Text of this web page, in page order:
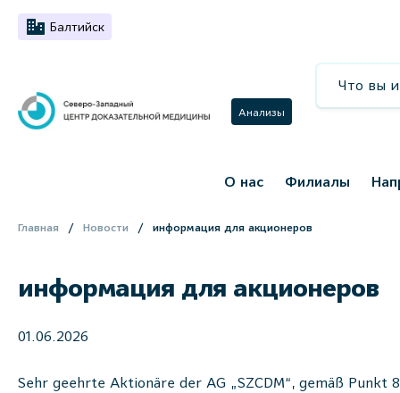
Балтийск
Анализы
О нас Филиалы
Главная Новости информация для акционеров
информация для акционеров
01.06.2026
Sehr geehrte Aktionäre der AG „SZCDM“, gemäß